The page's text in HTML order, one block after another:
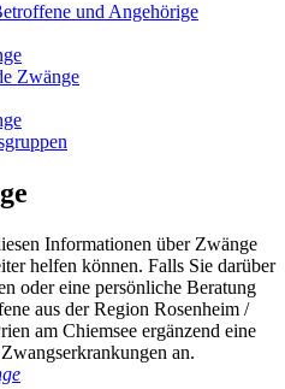
und Angehörige
Zwänge
Informationen über Zwänge
helfen können. Falls Sie darüber
oder eine persönliche Beratung
aus der Region Rosenheim /
am Chiemsee ergänzend eine
an.